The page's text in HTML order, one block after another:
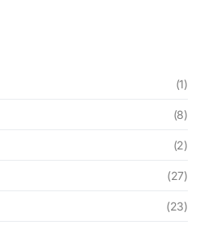
(1)
(8)
(2)
(27)
(23)